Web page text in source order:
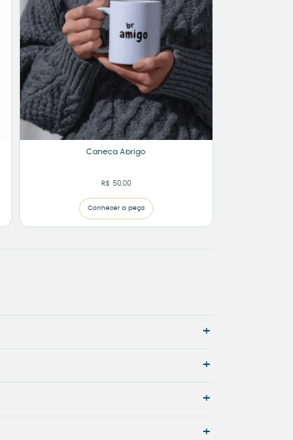
Caneca Abrigo
R$ 50,00
Conhecer a peça
+
+
+
+